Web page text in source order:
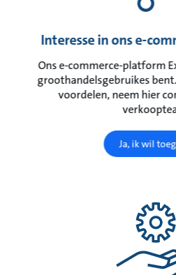
Interesse in ons e-
Ons e-commerce-platform
groothandelsgebruikes
voordelen, neem hier
Ja, ik wil